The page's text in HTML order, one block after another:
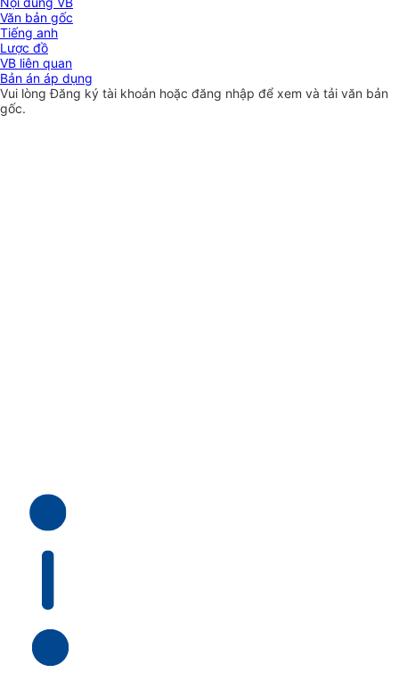
Văn bản gốc
Tiếng anh
Lược đồ
VB liên quan
Bản án áp dụng
Vui lòngĐăng ký tài khoản hoặc đăng nhập để xem và tải văn bản
gốc.